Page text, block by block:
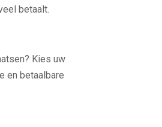
betaalt.
Kies uw
en betaalbare